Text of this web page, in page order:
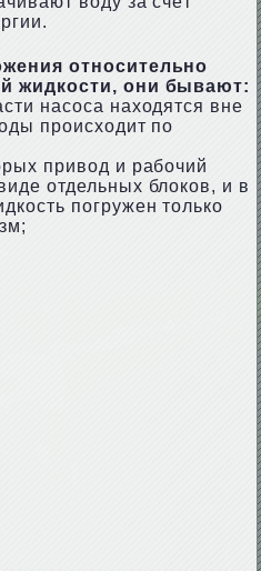
относительно
жидкости, они бывают:
насоса находятся вне
происходит по
привод и рабочий
отдельных блоков, и в
погружен только